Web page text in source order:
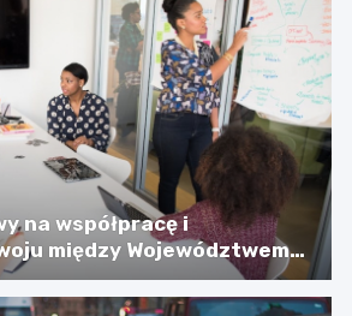
na współpracę i
między Województwem
a Gminą Miastem